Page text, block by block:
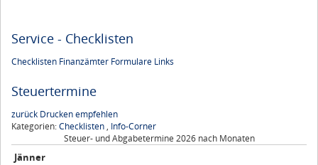
Service - Checklisten
Checklisten Finanzämter Formulare Links
Steuertermine
zurück Druckenempfehlen
Kategorien:Checklisten , Info-Corner
Steuer- und Abgabetermine 2026 nach Monaten
Jänner